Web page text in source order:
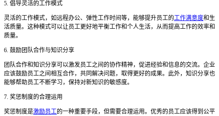
5. 倡导灵活的工作模式
灵活的工作模式，如远程办公、弹性工作时间等，能够提升员工的工作满意度和生
活质量。这种模式可以让员工更好地平衡工作和个人生活，从而提高工作的效率和
质量。
6. 鼓励团队合作与知识分享
团队合作和知识分享可以激发员工之间的协作精神，促进经验和信息的交流。企业
应该鼓励员工之间相互合作，共同解决问题，取得更好的成果。此外，知识分享也
能够帮助员工不断学习，保持对新知识的敏感度。
7. 奖惩制度的合理运用
奖惩制度是激励员工的一种重要手段，但需要合理运用。优秀的员工应该得到公平